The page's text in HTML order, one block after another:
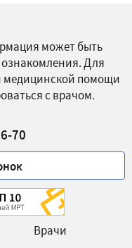
может быть
ознакомления. Для
медицинской помощи
с врачом.
70
Врачи